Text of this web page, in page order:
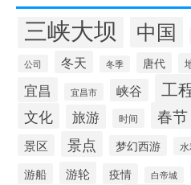
三峡大坝 中国
公司 冬天 冬季 唐代
宜昌 宜昌市 峡谷 工
文化 旅游 时间 春节
景区
景点 梦幻西游
游船 游轮 疫情 白帝城